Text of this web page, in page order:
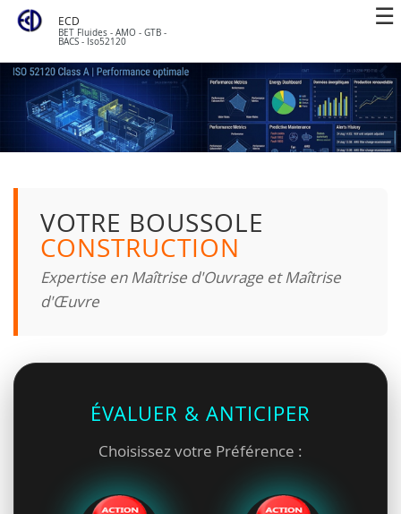
ECD
BET Fluides - AMO - GTB -
BACS - Iso52120
VOTRE BOUSSOLE
CONSTRUCTION
Expertise en Maîtrise d'Ouvrage et Maîtrise
d'Œuvre
ÉVALUER & ANTICIPER
Choisissez votre Préférence :